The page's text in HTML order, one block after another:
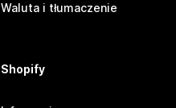
Waluta i tłumaczenie
Shopify